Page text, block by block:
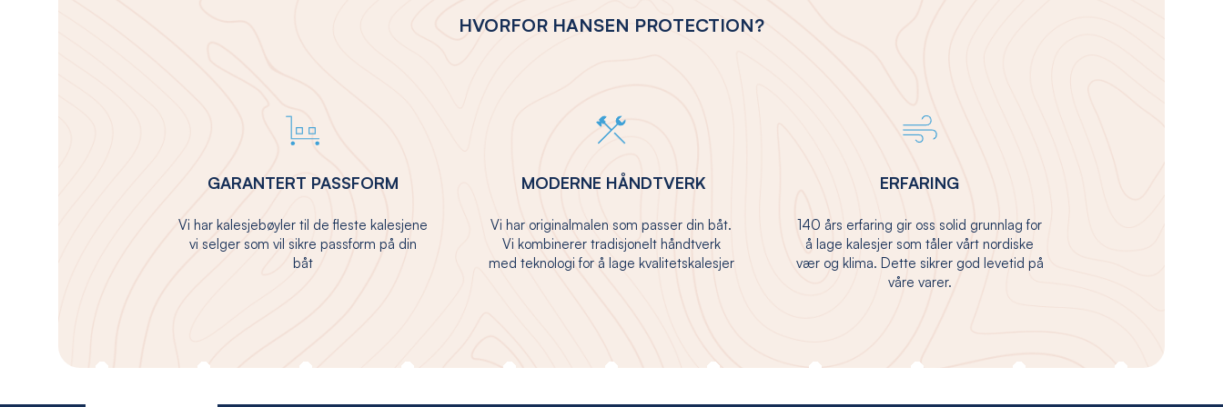
HVORFOR HANSEN PROTECTION?
GARANTERT PASSFORM
Vi har kalesjebøyler til de fleste kalesjene
vi selger som vil sikre passform på din
båt
MODERNE HÅNDTVERK
Vi har originalmalen som passer din båt.
Vi kombinerer tradisjonelt håndtverk
med teknologi for å lage kvalitetskalesjer
ERFARING
140 års erfaring gir oss solid grunnlag for
å lage kalesjer som tåler vårt nordiske
vær og klima. Dette sikrer god levetid på
våre varer.